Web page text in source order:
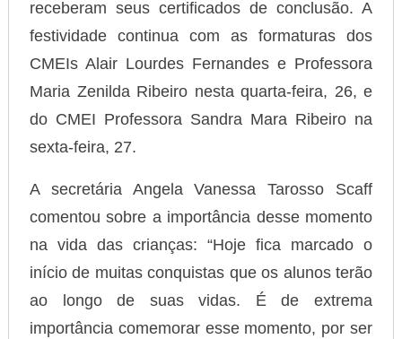
receberam seus certificados de conclusão. A
festividade continua com as formaturas dos
CMEIs Alair Lourdes Fernandes e Professora
Maria Zenilda Ribeiro nesta quarta-feira, 26, e
do CMEI Professora Sandra Mara Ribeiro na
sexta-feira, 27.
A secretária Angela Vanessa Tarosso Scaff
comentou sobre a importância desse momento
na vida das crianças: “Hoje fica marcado o
início de muitas conquistas que os alunos terão
ao longo de suas vidas. É de extrema
importância comemorar esse momento, por ser